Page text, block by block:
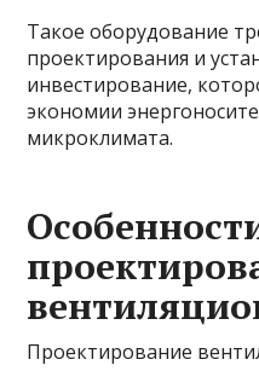
Такое оборудование
проектирования и
инвестирование,
экономии
микроклимата.
Проектирование